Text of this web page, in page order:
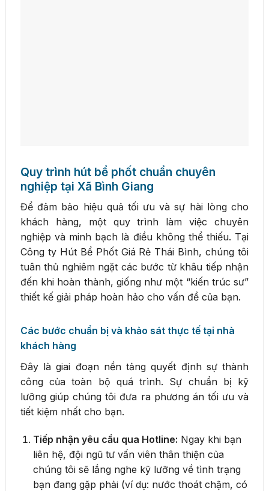
Quy trình hút bể phốt chuẩn chuyên
nghiệp tại Xã Bình Giang
Để đảm bảo hiệu quả tối ưu và sự hài lòng cho
khách hàng, một quy trình làm việc chuyên
nghiệp và minh bạch là điều không thể thiếu. Tại
Công ty Hút Bể Phốt Giá Rẻ Thái Bình, chúng tôi
tuân thủ nghiêm ngặt các bước từ khâu tiếp nhận
đến khi hoàn thành, giống như một “kiến trúc sư”
thiết kế giải pháp hoàn hảo cho vấn đề của bạn.
Các bước chuẩn bị và khảo sát thực tế tại nhà
khách hàng
Đây là giai đoạn nền tảng quyết định sự thành
công của toàn bộ quá trình. Sự chuẩn bị kỹ
lưỡng giúp chúng tôi đưa ra phương án tối ưu và
tiết kiệm nhất cho bạn.
Tiếp nhận yêu cầu qua Hotline: Ngay khi bạn
liên hệ, đội ngũ tư vấn viên thân thiện của
chúng tôi sẽ lắng nghe kỹ lưỡng về tình trạng
bạn đang gặp phải (ví dụ: nước thoát chậm, có